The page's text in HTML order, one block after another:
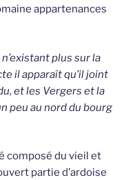
appartenances
plus sur la
il apparaît qu’il joint
et les Vergers et la
peu au nord du bourg
composé du vieil et
partie d’ardoise